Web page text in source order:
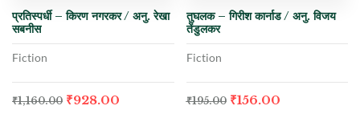
प्रतिस्पर्धी – किरण नगरकर / अनु. रेखा
सबनीस
Fiction
₹1,160.00 ₹928.00
तुघलक – गिरीश कार्नाड / अनु. विजय
तेंडुलकर
Fiction
₹195.00 ₹156.00